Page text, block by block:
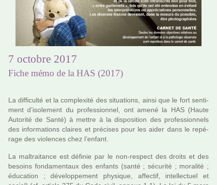
7 octobre 2017
Fiche mémo de la HAS (2017)
La dif­fi­culté et la com­plexité des situa­tions, ainsi que le fort sen­ti­
ment d’iso­le­ment du pro­fes­sion­nel, ont amené la HAS (Haute
Autorité de Santé) à mettre à la dis­po­si­tion des pro­fes­sion­nels
des infor­ma­tions clai­res et pré­ci­ses pour les aider dans le repé­
rage des vio­len­ces chez l’enfant.
La mal­trai­tance est défi­nie par le non-res­pect des droits et des
besoins fon­da­men­taux des enfants (santé ; sécu­rité ; mora­lité ;
éducation ; déve­lop­pe­ment phy­si­que, affec­tif, intel­lec­tuel et